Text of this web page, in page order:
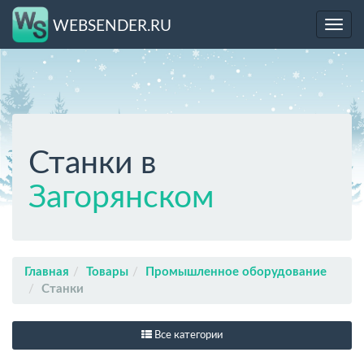
WEBSENDER.RU
Станки в
Загорянском
Главная Товары
Промышленное оборудование
Станки
Все категории